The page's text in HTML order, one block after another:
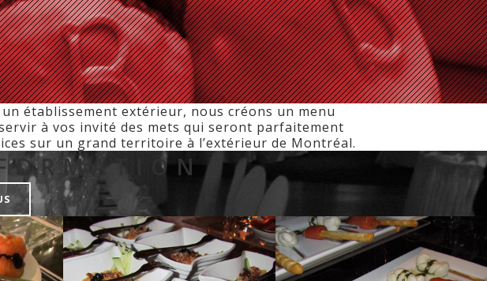
établissement extérieur, nous créons un menu
à vos invité des mets qui seront parfaitement
sur un grand territoire à l’extérieur de Montréal.